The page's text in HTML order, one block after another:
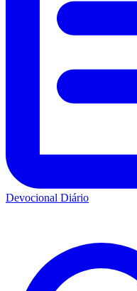
Devocional Diário